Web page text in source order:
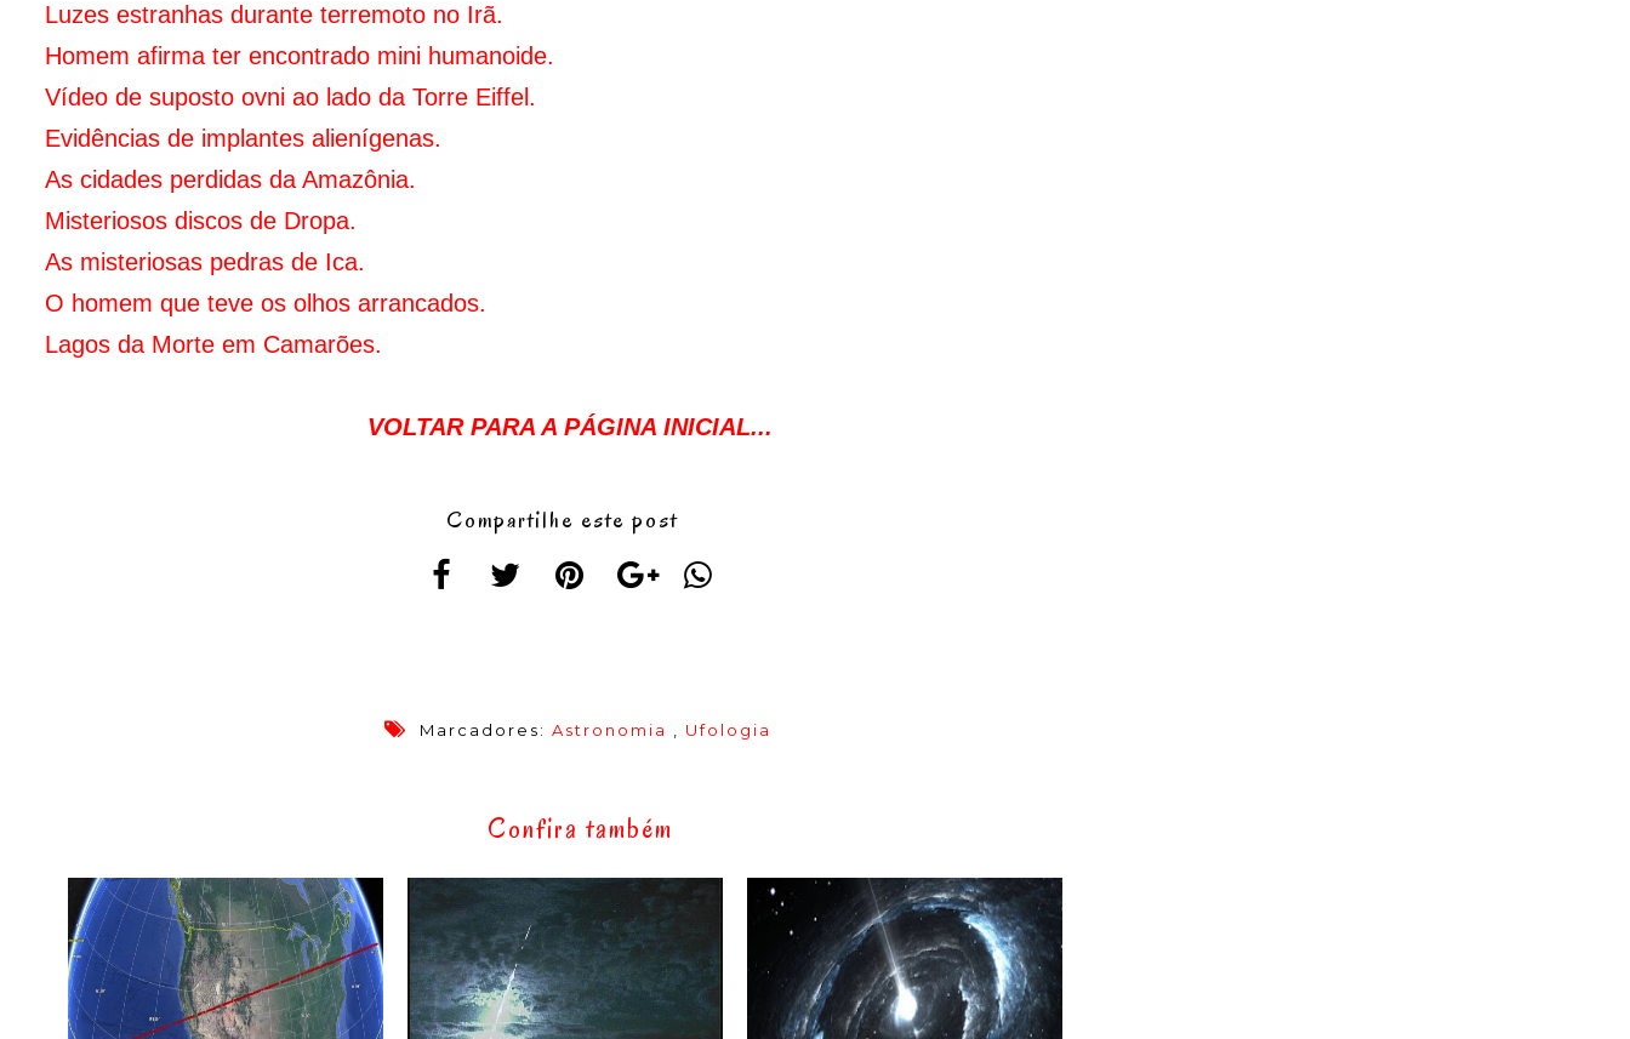
Luzes estranhas durante terremoto no Irã.
Homem afirma ter encontrado mini humanoide.
Vídeo de suposto ovni ao lado da Torre Eiffel.
Evidências de implantes alienígenas.
As cidades perdidas da Amazônia.
Misteriosos discos de Dropa.
As misteriosas pedras de Ica.
O homem que teve os olhos arrancados.
Lagos da Morte em Camarões.
VOLTAR PARA A PÁGINA INICIAL...
Compartilhe este post
Marcadores: Astronomia Ufologia
Confira também